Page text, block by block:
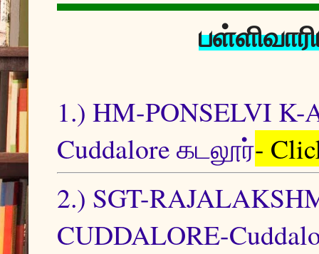
1.) HM-PONSELVI
Cuddalore கடலூர்-
2.) SGT-
CUDDALORE-